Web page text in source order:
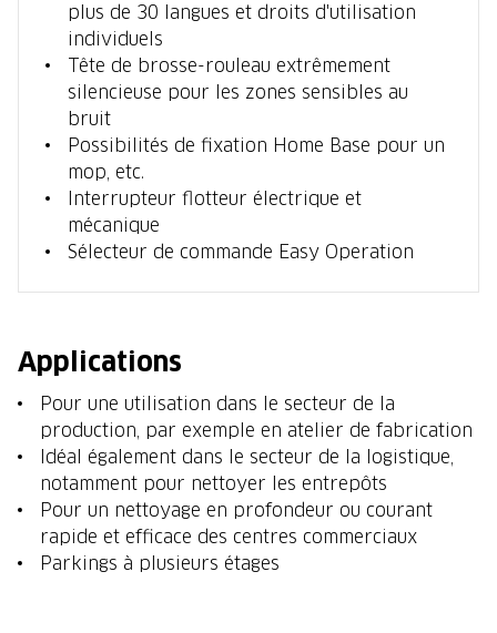
plus de 30 langues et droits d'utilisation
individuels
Tête de brosse-rouleau extrêmement
silencieuse pour les zones sensibles au
bruit
Possibilités de fixation Home Base pour un
mop, etc.
Interrupteur flotteur électrique et
mécanique
Sélecteur de commande Easy Operation
Applications
Pour une utilisation dans le secteur de la
production, par exemple en atelier de fabrication
Idéal également dans le secteur de la logistique,
notamment pour nettoyer les entrepôts
Pour un nettoyage en profondeur ou courant
rapide et efficace des centres commerciaux
Parkings à plusieurs étages